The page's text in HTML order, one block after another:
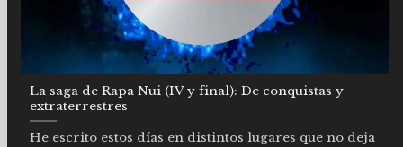
La saga de Rapa Nui (IV y final): De conquistas y
extraterrestres
He escrito estos días en distintos lugares que no deja